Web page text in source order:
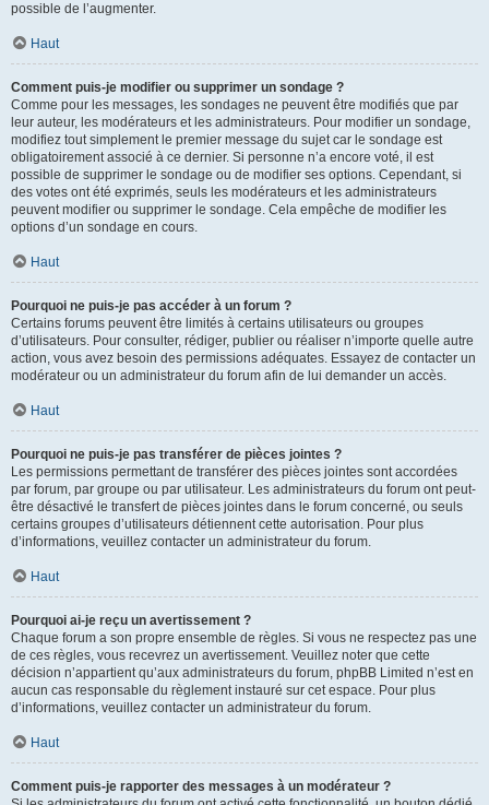
possible de l’augmenter.
Haut
Comment puis-je modifier ou supprimer un sondage ?
Comme pour les messages, les sondages ne peuvent être modifiés que par
leur auteur, les modérateurs et les administrateurs. Pour modifier un sondage,
modifiez tout simplement le premier message du sujet car le sondage est
obligatoirement associé à ce dernier. Si personne n’a encore voté, il est
possible de supprimer le sondage ou de modifier ses options. Cependant, si
des votes ont été exprimés, seuls les modérateurs et les administrateurs
peuvent modifier ou supprimer le sondage. Cela empêche de modifier les
options d’un sondage en cours.
Haut
Pourquoi ne puis-je pas accéder à un forum ?
Certains forums peuvent être limités à certains utilisateurs ou groupes
d’utilisateurs. Pour consulter, rédiger, publier ou réaliser n’importe quelle autre
action, vous avez besoin des permissions adéquates. Essayez de contacter un
modérateur ou un administrateur du forum afin de lui demander un accès.
Haut
Pourquoi ne puis-je pas transférer de pièces jointes ?
Les permissions permettant de transférer des pièces jointes sont accordées
par forum, par groupe ou par utilisateur. Les administrateurs du forum ont peut-
être désactivé le transfert de pièces jointes dans le forum concerné, ou seuls
certains groupes d’utilisateurs détiennent cette autorisation. Pour plus
d’informations, veuillez contacter un administrateur du forum.
Haut
Pourquoi ai-je reçu un avertissement ?
Chaque forum a son propre ensemble de règles. Si vous ne respectez pas une
de ces règles, vous recevrez un avertissement. Veuillez noter que cette
décision n’appartient qu’aux administrateurs du forum, phpBB Limited n’est en
aucun cas responsable du règlement instauré sur cet espace. Pour plus
d’informations, veuillez contacter un administrateur du forum.
Haut
Comment puis-je rapporter des messages à un modérateur ?